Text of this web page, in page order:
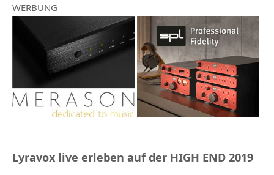
WERBUNG
Lyravox live erleben auf der HIGH END 2019